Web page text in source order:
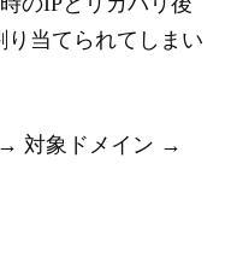
り当てられてしまい
対象ドメイン →